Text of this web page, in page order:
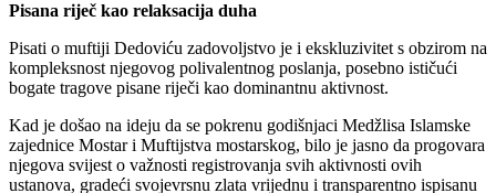
Pisana riječ kao relaksacija duha
Pisati o muftiji Dedoviću zadovoljstvo je i ekskluzivitet s obzirom na
kompleksnost njegovog polivalentnog poslanja, posebno ističući
bogate tragove pisane riječi kao dominantnu aktivnost.
Kad je došao na ideju da se pokrenu godišnjaci Medžlisa Islamske
zajednice Mostar i Muftijstva mostarskog, bilo je jasno da progovara
njegova svijest o važnosti registrovanja svih aktivnosti ovih
ustanova, gradeći svojevrsnu zlata vrijednu i transparentno ispisanu